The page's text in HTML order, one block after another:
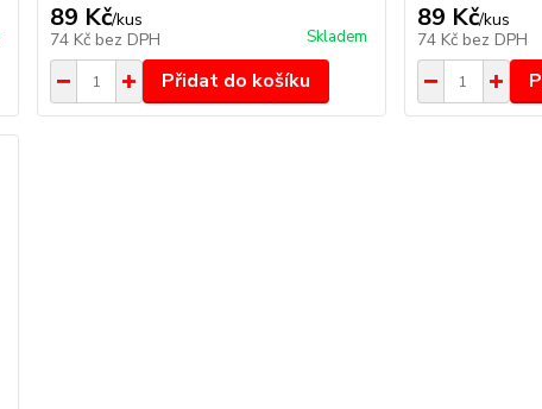
89 Kč/kus
74 Kč bez DPH Skladem
Přidat do košíku
89 Kč/kus
74 Kč bez DPH